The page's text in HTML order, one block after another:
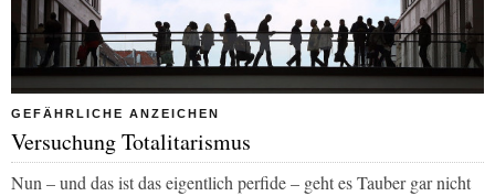
GEFÄHRLICHE ANZEICHEN
Versuchung Totalitarismus
Nun – und das ist das eigentlich perfide – geht es Tauber gar nicht